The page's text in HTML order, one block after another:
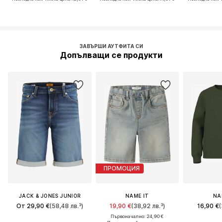
ЗАВЪРШИ АУТФИТА СИ
Допълващи се продукти
JACK & JONES JUNIOR
От 29,90 €(58,48 лв.³)
ПРОМОЦИЯ
NAME IT
19,90 €(38,92 лв.³)
Първоначално: 24,90 €
16,90 €